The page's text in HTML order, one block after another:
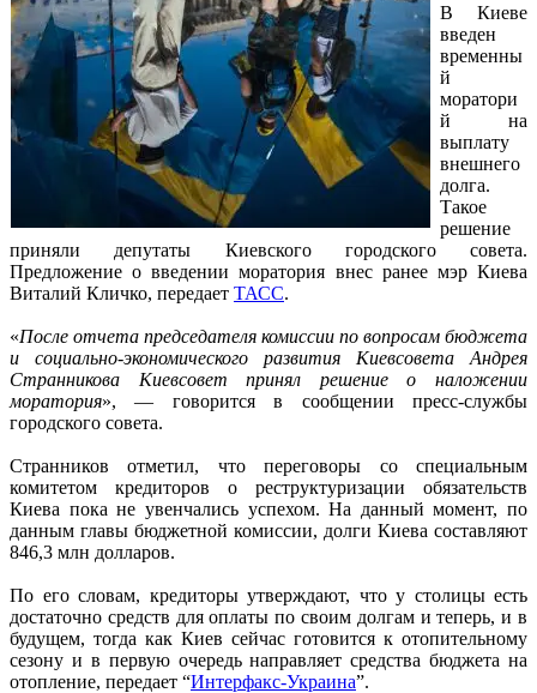
В Киеве
введен
временны
й
моратори
й на
выплату
внешнего
долга.
Такое
решение
приняли депутаты Киевского городского совета.
Предложение о введении моратория внес ранее мэр Киева
Виталий Кличко, передает ТАСС.
«После отчета председателя комиссии по вопросам бюджета
и социально-экономического развития Киевсовета Андрея
Странникова Киевсовет принял решение о наложении
моратория», — говорится в сообщении пресс-службы
городского совета.
Странников отметил, что переговоры со специальным
комитетом кредиторов о реструктуризации обязательств
Киева пока не увенчались успехом. На данный момент, по
данным главы бюджетной комиссии, долги Киева составляют
846,3 млн долларов.
По его словам, кредиторы утверждают, что у столицы есть
достаточно средств для оплаты по своим долгам и теперь, и в
будущем, тогда как Киев сейчас готовится к отопительному
сезону и в первую очередь направляет средства бюджета на
отопление, передает “Интерфакс-Украина”.